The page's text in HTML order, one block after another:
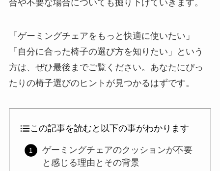
合や不要な場合についても掘り下げていきます。
「ゲーミングチェアをもっと快適に使いたい」
「自分に合った椅子の選び方を知りたい」という
方は、ぜひ最後までご覧ください。あなたにぴっ
たりの椅子選びのヒントが見つかるはずです。
この記事を読むと以下の事がわかります
ゲーミングチェアのクッションが不要
と感じる理由とその背景